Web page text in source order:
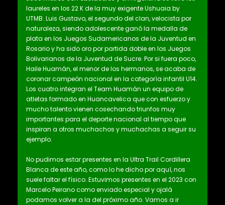
laureles en los 22 K de la muy exigente Ushuaia by
UTMB. Luis Gustavo, el segundo del clan, velocista por
naturaleza, siendo adolescente ganó la medalla de
plata en los Juegos Sudamericanos de la Juventud en
Rosario y ha sido oro por partida doble en los Juegos
Bolivarianos de la Juventud de Sucre. Por si fuera poco,
Haile Huamán, el menor de los hermanos, se acaba de
coronar campeón nacional en la categoría infantil U14.
Los cuatro integran el Team Huamán un equipo de
atletas formado en Huancavelica que con esfuerzo y
mucho talento vienen cosechando triunfos muy
importantes para el deporte nacional al tiempo que
inspiran a otros muchachos y muchachas a seguir su
ejemplo.
No pudimos estar presentes en la Ultra Trail Cordillera
Blanca de este año, como lo he dicho por aquí, nos
suele faltar el físico. Estuvimos presentes en el 2023 con
Marcelo Peirano como enviado especial y ojalá
podamos volver a la del próximo año. Vamos a ir